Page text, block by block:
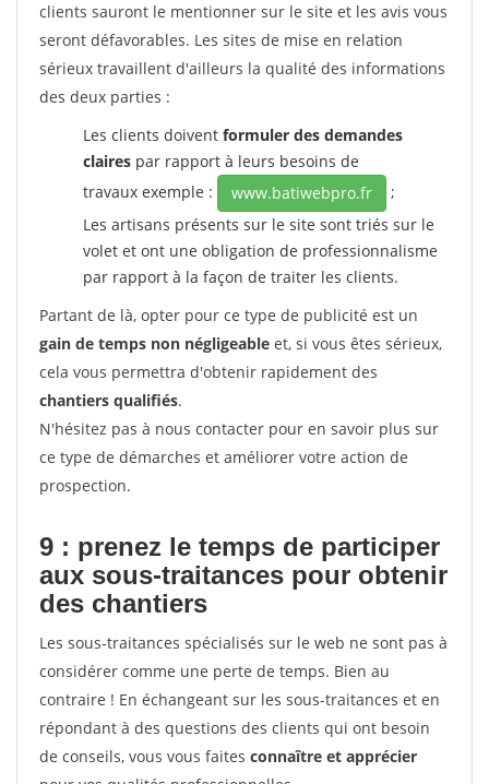
clients sauront le mentionner sur le site et les avis vous
seront défavorables. Les sites de mise en relation
sérieux travaillent d'ailleurs la qualité des informations
des deux parties :
Les clients doivent formuler des demandes
claires par rapport à leurs besoins de
travaux exemple :
www.batiwebpro.fr
;
Les artisans présents sur le site sont triés sur le
volet et ont une obligation de professionnalisme
par rapport à la façon de traiter les clients.
Partant de là, opter pour ce type de publicité est un
gain de temps non négligeable et, si vous êtes sérieux,
cela vous permettra d'obtenir rapidement des
chantiers qualifiés.
N'hésitez pas à nous contacter pour en savoir plus sur
ce type de démarches et améliorer votre action de
prospection.
9 : prenez le temps de participer
aux sous-traitances pour obtenir
des chantiers
Les sous-traitances spécialisés sur le web ne sont pas à
considérer comme une perte de temps. Bien au
contraire ! En échangeant sur les sous-traitances et en
répondant à des questions des clients qui ont besoin
de conseils, vous vous faites connaître et apprécier